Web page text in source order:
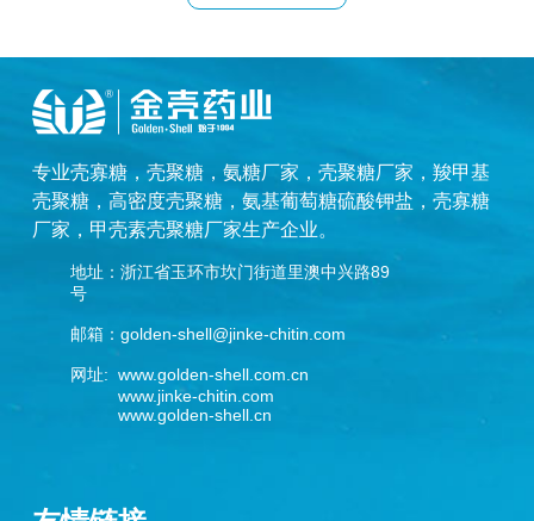
专业壳寡糖， 壳聚糖， 氨糖厂家 ， 壳聚糖厂家 ， 羧甲基
壳聚糖， 高密度壳聚糖， 氨基葡萄糖硫酸钾盐 ， 壳寡糖
厂家 ， 甲壳素壳聚糖厂家生产企业。
地址：浙江省玉环市坎门街道里澳中兴路89
号
邮箱：golden-shell@jinke-chitin.com
网址: www.golden-shell.com.cn
www.jinke-chitin.com
www.golden-shell.cn